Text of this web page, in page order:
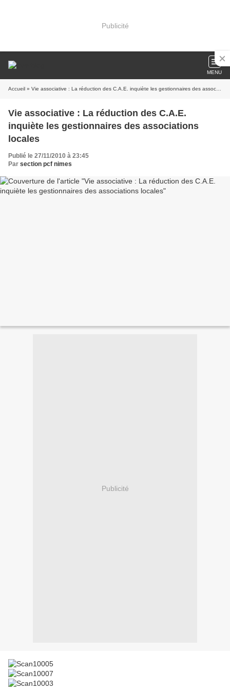
Publicité
MENU
Accueil » Vie associative : La réduction des C.A.E. inquiète les gestionnaires des associations locales
Vie associative : La réduction des C.A.E.
inquiète les gestionnaires des associations
locales
Publié le 27/11/2010 à 23:45
Par section pcf nimes
Publicité